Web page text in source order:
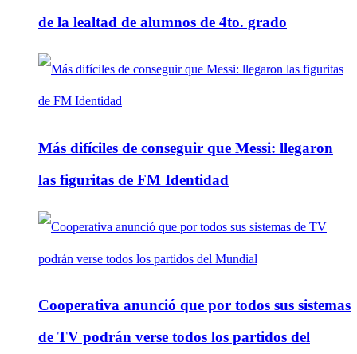
de la lealtad de alumnos de 4to. grado
Más difíciles de conseguir que Messi: llegaron
las figuritas de FM Identidad
Cooperativa anunció que por todos sus sistemas
de TV podrán verse todos los partidos del